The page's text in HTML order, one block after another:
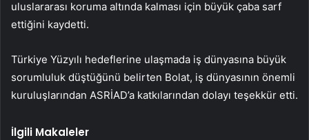
uluslararası koruma altında kalması için büyük çaba sarf
ettiğini kaydetti.
Türkiye Yüzyılı hedeflerine ulaşmada iş dünyasına büyük
sorumluluk düştüğünü belirten Bolat, iş dünyasının önemli
kuruluşlarından ASRİAD’a katkılarından dolayı teşekkür etti.
İlgili Makaleler